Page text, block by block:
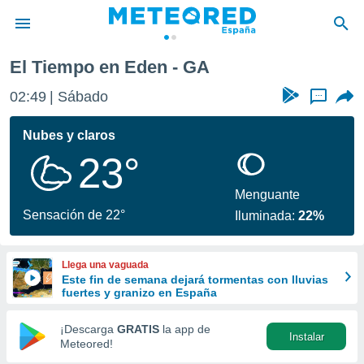
de
por
se
calidad.
a este
las
y
forma
digital
basada
El Tiempo en Eden - GA
02:49 Sábado ...
Nubes y claros
23°
Sensación de 22°
Menguante
Iluminada:22%
Llega una vaguada
Este fin de semana dejará tormentas con lluvias
fuertes y granizo en España
¡Descarga GRATIS la app de
Meteored!
Instalar